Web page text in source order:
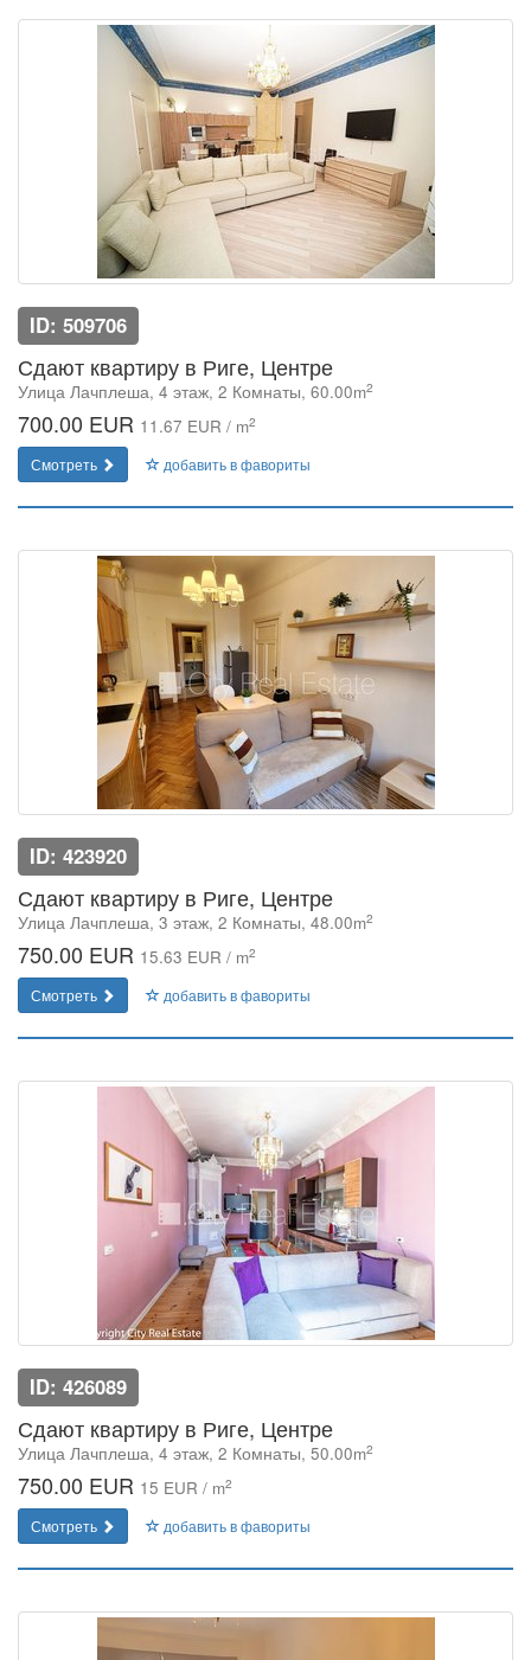
ID: 509706
Сдают квартиру в Риге, Центре
Улица Лачплеша, 4 этаж, 2 Комнаты, 60.00m2
700.00 EUR 11.67 EUR / m2
Смотреть добавить в фавориты
ID: 423920
Сдают квартиру в Риге, Центре
Улица Лачплеша, 3 этаж, 2 Комнаты, 48.00m2
750.00 EUR 15.63 EUR / m2
Смотреть добавить в фавориты
ID: 426089
Сдают квартиру в Риге, Центре
Улица Лачплеша, 4 этаж, 2 Комнаты, 50.00m2
750.00 EUR 15 EUR / m2
Смотреть добавить в фавориты